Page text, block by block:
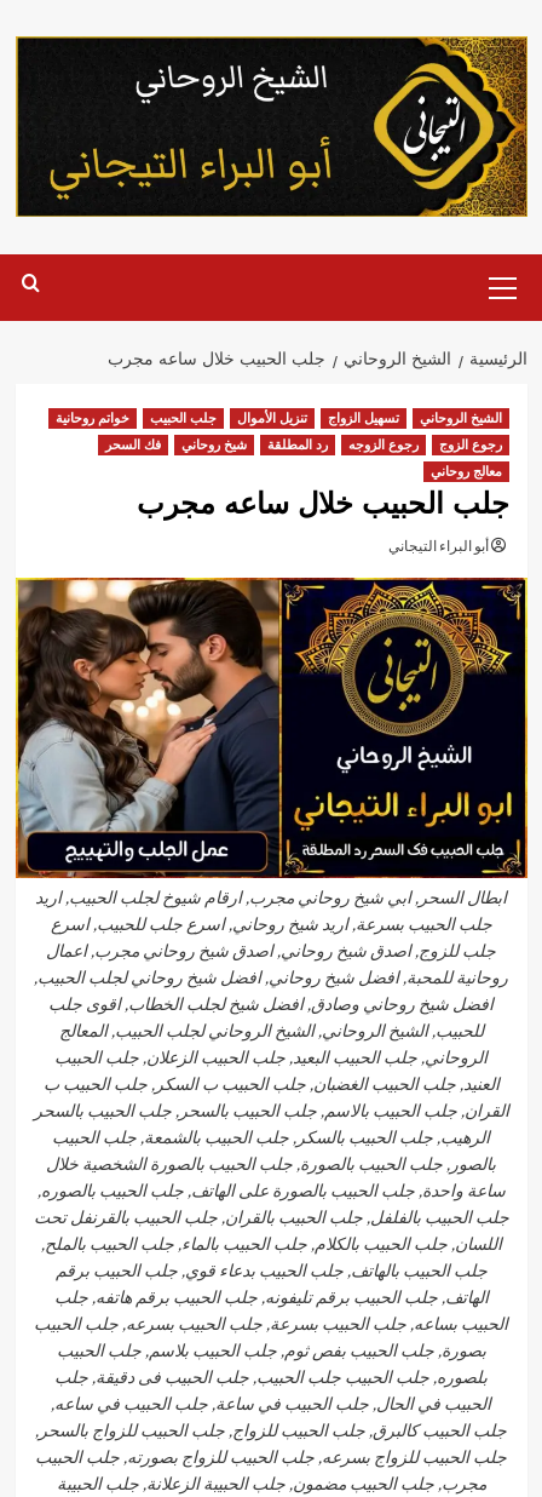
إلى
المحتوى
الرئيسية
الرئيسية الشيخ الروحاني جلب الحبيب خلال ساعه مجرب
الشيخ الروحاني تسهيل الزواج تنزيل الأموال جلب الحبيب
خواتم روحانية
رجوع الزوج
رجوع الزوجه رد المطلقة شيخ روحاني
فك السحر
معالج روحاني
جلب الحبيب خلال ساعه مجرب
أبو البراء التيجاني
ابطال السحر, ابي شيخ روحاني مجرب, ارقام شيوخ لجلب الحبيب, اريد
جلب الحبيب بسرعة, اريد شيخ روحاني, اسرع جلب للحبيب, اسرع
جلب للزوج, اصدق شيخ روحاني, اصدق شيخ روحاني مجرب, اعمال
روحانية للمحبة, افضل شيخ روحاني, افضل شيخ روحاني لجلب الحبيب,
افضل شيخ روحاني وصادق, افضل شيخ لجلب الخطاب, اقوى جلب
للحبيب, الشيخ الروحاني, الشيخ الروحاني لجلب الحبيب, المعالج
الروحاني, جلب الحبيب البعيد, جلب الحبيب الزعلان, جلب الحبيب
العنيد, جلب الحبيب الغضبان, جلب الحبيب ب السكر, جلب الحبيب ب
القران, جلب الحبيب بالاسم, جلب الحبيب بالسحر, جلب الحبيب بالسحر
الرهيب, جلب الحبيب بالسكر, جلب الحبيب بالشمعة, جلب الحبيب
بالصور, جلب الحبيب بالصورة, جلب الحبيب بالصورة الشخصية خلال
ساعة واحدة, جلب الحبيب بالصورة على الهاتف, جلب الحبيب بالصوره,
جلب الحبيب بالفلفل, جلب الحبيب بالقران, جلب الحبيب بالقرنفل تحت
اللسان, جلب الحبيب بالكلام, جلب الحبيب بالماء, جلب الحبيب بالملح,
جلب الحبيب بالهاتف, جلب الحبيب بدعاء قوي, جلب الحبيب برقم
الهاتف, جلب الحبيب برقم تليفونه, جلب الحبيب برقم هاتفه, جلب
الحبيب بساعه, جلب الحبيب بسرعة, جلب الحبيب بسرعه, جلب الحبيب
بصورة, جلب الحبيب بفص ثوم, جلب الحبيب بلاسم, جلب الحبيب
بلصوره, جلب الحبيب جلب الحبيب, جلب الحبيب فى دقيقة, جلب
الحبيب في الحال, جلب الحبيب في ساعة, جلب الحبيب في ساعه,
جلب الحبيب كالبرق, جلب الحبيب للزواج, جلب الحبيب للزواج بالسحر,
جلب الحبيب للزواج بسرعه, جلب الحبيب للزواج بصورته, جلب الحبيب
مجرب, جلب الحبيب مضمون, جلب الحبيبة الزعلانة, جلب الحبيبة